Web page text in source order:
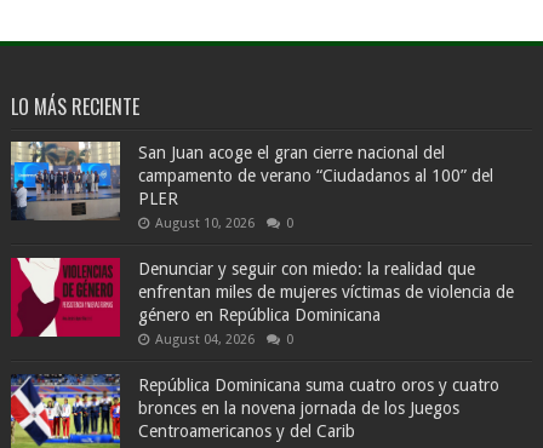
LO MÁS RECIENTE
San Juan acoge el gran cierre nacional del
campamento de verano “Ciudadanos al 100” del
PLER
August 10, 2026 0
Denunciar y seguir con miedo: la realidad que
enfrentan miles de mujeres víctimas de violencia de
género en República Dominicana
August 04, 2026 0
República Dominicana suma cuatro oros y cuatro
bronces en la novena jornada de los Juegos
Centroamericanos y del Carib